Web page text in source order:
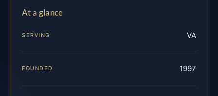
At a glance
SERVING VA
FOUNDED 1997